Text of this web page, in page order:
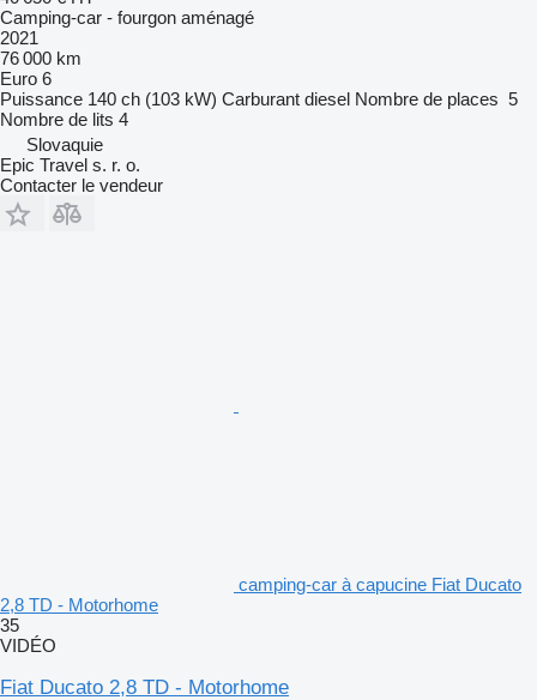
Camping-car - fourgon aménagé
2021
76 000 km
Euro 6
Puissance 140 ch (103 kW) Carburant diesel Nombre de places 5
Nombre de lits 4
Slovaquie
Epic Travel s. r. o.
Contacter le vendeur
camping-car à capucine Fiat Ducato
2,8 TD - Motorhome
35
VIDÉO
Fiat Ducato 2,8 TD - Motorhome